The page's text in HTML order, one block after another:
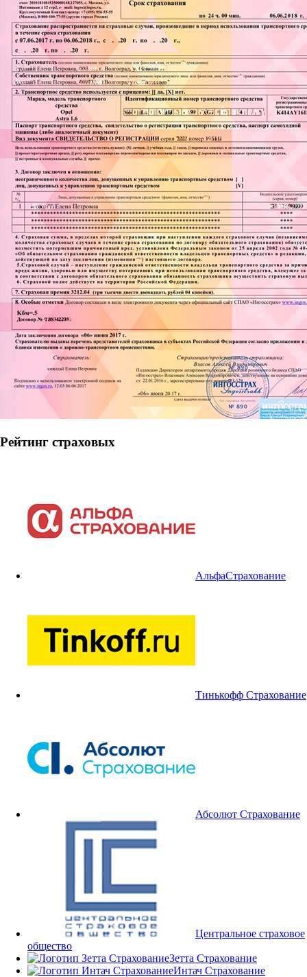
Рейтинг страховых
АльфаСтрахование
Тинькофф Страхование
Абсолют Страхование
Центральное страховое
общество
Зетта Страхование
Интач Страхование